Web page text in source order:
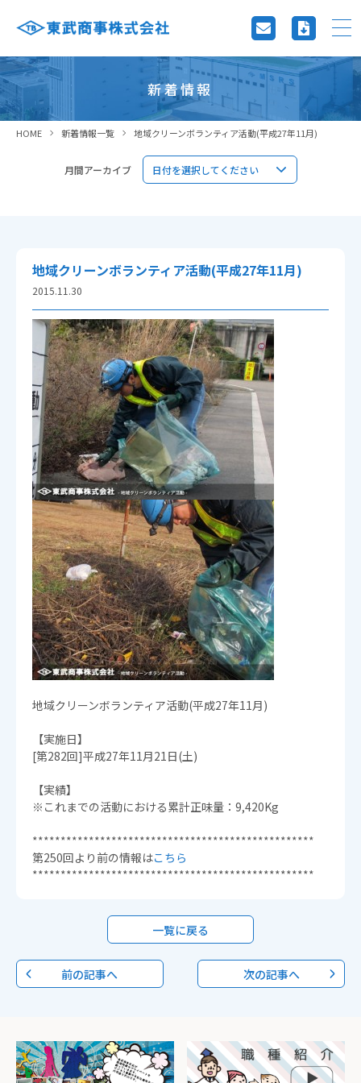
新着情報
HOME 新着情報一覧 地域クリーンボランティア活動(平成27年11月)
月間アーカイブ
地域クリーンボランティア活動(平成27年11月)
2015.11.30
地域クリーンボランティア活動(平成27年11月)
【実施日】
[第282回]平成27年11月21日(土)
【実績】
※これまでの活動における累計正味量：9,420Kg
**************************************************
第250回より前の情報はこちら
**************************************************
一覧に戻る
前の記事へ 次の記事へ